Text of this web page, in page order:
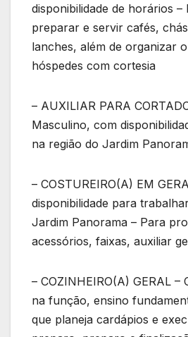
disponibilidade de horários
preparar e servir cafés,
lanches, além de organizar
hóspedes com cortesia
– AUXILIAR PARA
Masculino, com
na região do Jardim
– COSTUREIRO(A) EM
disponibilidade para
Jardim Panorama – Para
acessórios, faixas, auxiliar
– COZINHEIRO(A) GERAL –
na função, ensino
que planeja cardápios e